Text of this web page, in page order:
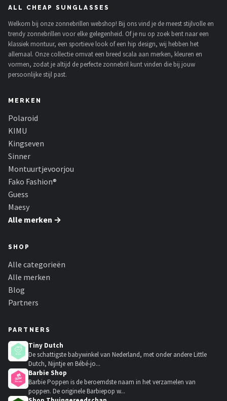
ALL CHEAP SUNGLASSES
Welkom bij onze zonnebrillen webshop! Bij ons vind je de meest stijlvolle en
trendy zonnebrillen voor elke gelegenheid. Of je nu op zoek bent naar een
klassiek montuur, een sportieve look of een hip design, wij hebben het
allemaal. Onze collectie omvat een breed scala aan merken, kleuren en
vormen, zodat je altijd de perfecte zonnebril kunt vinden die bij jouw
persoonlijke stijl past.
MERKEN
Polaroid
KIMU
Kingseven
Sinner
Montuurtjevoorjou
Fako Fashion®
Guess
Maesy
Alle merken →
SHOP
Alle categorieën
Alle merken
Blog
Partners
PARTNERS
Tiny Dutch
De schattigste babywinkel van Nederland, met onder andere Little
Dutch, Nijntje en Bébé-jo...
Barbie Shop
Barbie Poppen is de beroemdste naam in het verzamelen van
poppen. De originele Barbiepop w...